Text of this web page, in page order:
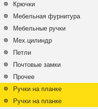
Крючки
Мебельная фурнитура
Мебельные ручки
Мех.цилиндр
Петли
Почтовые замки
Прочее
Ручки на планке
Ручки на планке